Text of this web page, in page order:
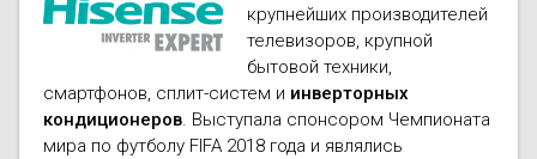
крупнейших производителей
телевизоров, крупной
бытовой техники,
смартфонов, сплит-систем и инверторных
кондиционеров. Выступала спонсором Чемпионата
мира по футболу FIFA 2018 года и являлись